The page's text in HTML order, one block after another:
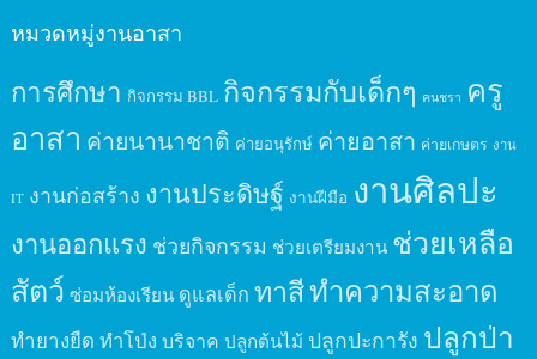
หมวดหมู่งานอาสา
การศึกษา กิจกรรม BBL กิจกรรมกับเด็กๆ คนชรา ครู
อาสา ค่ายนานาชาติ ค่ายอนุรักษ์ ค่ายอาสา ค่ายเกษตร งาน
IT งานก่อสร้าง งานประดิษฐ์ งานฝีมือ งานศิลปะ
งานออกแรง ช่วยกิจกรรม ช่วยเตรียมงาน ช่วยเหลือ
สัตว์ ซ่อมห้องเรียน ดูแลเด็ก ทาสีทำความสะอาด
ทำยางยืด ทำโป่ง บริจาค ปลูกต้นไม้ ปลูกปะการัง ปลูกป่า